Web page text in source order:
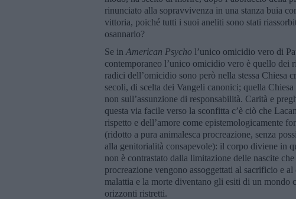
rinunciato alla sopravvivenza in una stanza buia
vittoria, poiché tutti i suoi aneliti sono stati
osannarlo?
Se in American Psycho l’unico omicidio vero di
contemporaneo l’unico omicidio vero è quello
radici dell’omicidio sono però nella stessa Chiesa
secoli, di scelta dei Vangeli canonici; quella
non sull’assunzione di responsabilità. Carità e
questa via facile verso la sconfitta c’è ciò che
rispetto e dell’amore come epistemologicamente
(ridotto a pura animalesca procreazione, senza
alla genitorialità consapevole): il corpo diviene in
non è contrastato dalla limitazione delle nascite
procreazione vengono assoggettati al sacrificio e
malattia e la morte diventano gli esiti di un mondo
orizzonti ristretti.